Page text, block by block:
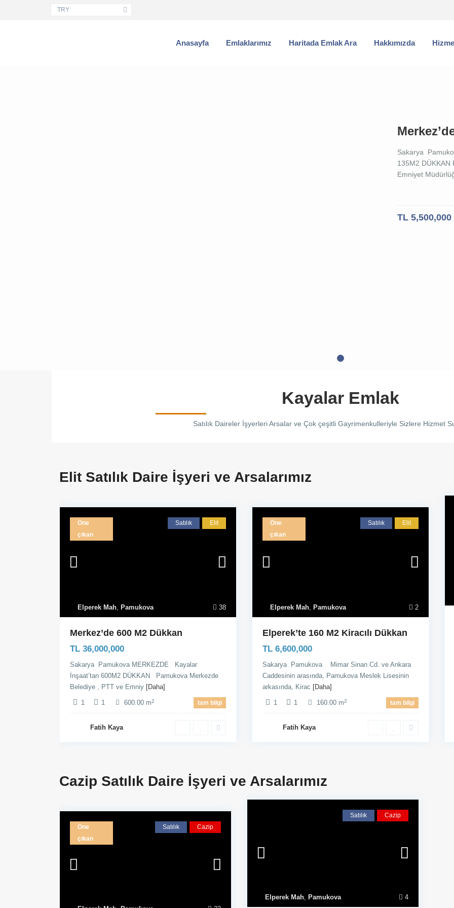
TRY
Anasayfa Emlaklarımız Haritada Emlak Ara Hakkımızda
Sakarya
135M2 DÜKKAN
Emniyet
TL 5,500,000
Kayalar Emlak
Satılık Daireler İşyerleri Arsalar ve Çok çeşitli Gayrimenkulleriyle Sizlere Hizmet
Elit Satılık Daire İşyeri ve Arsalarımız
38
Elperek Mah, Pamukova
Öne
çıkan
Satılık Elit
Merkez’de 600 M2 Dükkan
TL 36,000,000
Sakarya Pamukova MERKEZDE Kayalar
İnşaat’tan 600M2 DÜKKAN Pamukova Merkezde
Belediye , PTT ve Emniy [Daha]
1 1 600.00 m2 tam bilgi
Fatih Kaya
2
Elperek Mah, Pamukova
Öne
çıkan
Satılık Elit
Elperek’te 160 M2 Kiracılı Dükkan
TL 6,600,000
Sakarya Pamukova Mimar Sinan Cd. ve Ankara
Caddesinin arasında, Pamukova Meslek Lisesinin
arkasında, Kirac [Daha]
1 1 160.00 m2 tam bilgi
Fatih Kaya
Cazip Satılık Daire İşyeri ve Arsalarımız
Öne
çıkan
Satılık Cazip
4
Elperek Mah, Pamukova
Satılık Cazip
Hakkımızda İletişim
İnşaat Döşemealtı/ANTALYA
Son Eklenen Emlaklar
Dükkan